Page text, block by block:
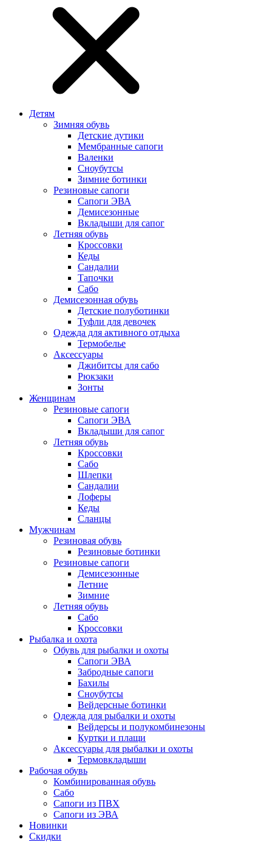
Детям
Зимняя обувь
Детские дутики
Мембранные сапоги
Валенки
Сноубутсы
Зимние ботинки
Резиновые сапоги
Сапоги ЭВА
Демисезонные
Вкладыши для сапог
Летняя обувь
Кроссовки
Кеды
Сандалии
Тапочки
Сабо
Демисезонная обувь
Детские полуботинки
Туфли для девочек
Одежда для активного отдыха
Термобелье
Аксессуары
Джибитсы для сабо
Рюкзаки
Зонты
Женщинам
Резиновые сапоги
Cапоги ЭВА
Вкладыши для сапог
Летняя обувь
Кроссовки
Сабо
Шлепки
Сандалии
Лоферы
Кеды
Сланцы
Мужчинам
Резиновая обувь
Резиновые ботинки
Резиновые сапоги
Демисезонные
Летние
Зимние
Летняя обувь
Сабо
Кроссовки
Рыбалка и охота
Обувь для рыбалки и охоты
Сапоги ЭВА
Забродные сапоги
Бахилы
Сноубутсы
Вейдерсные ботинки
Одежда для рыбалки и охоты
Вейдерсы и полукомбинезоны
Куртки и плащи
Аксессуары для рыбалки и охоты
Термовкладыши
Рабочая обувь
Комбинированная обувь
Сабо
Сапоги из ПВХ
Сапоги из ЭВА
Новинки
Скидки